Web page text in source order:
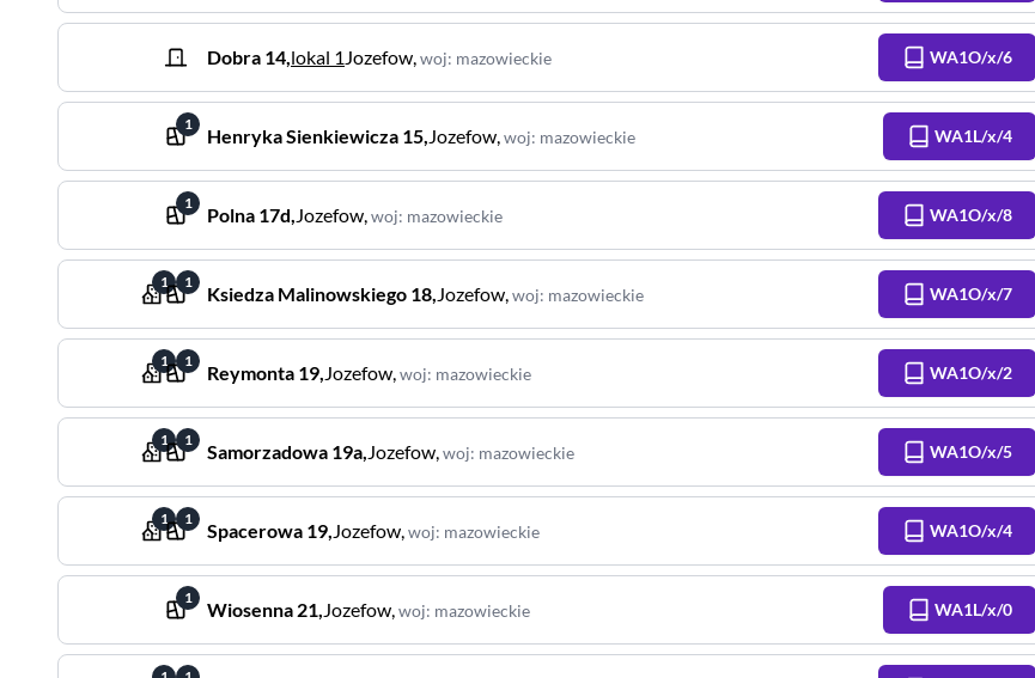
Dobra 14,lokal 1 Jozefow,woj: mazowieckie WA1O/x/6
1
Henryka Sienkiewicza 15,Jozefow,woj: mazowieckie WA1L/x/4
1
Polna 17d,Jozefow,woj: mazowieckie WA1O/x/8
1 1
Ksiedza Malinowskiego 18,Jozefow,woj: mazowieckie WA1O/x/7
1 1
Reymonta 19,Jozefow,woj: mazowieckie WA1O/x/2
1 1
Samorzadowa 19a,Jozefow,woj: mazowieckie WA1O/x/5
1 1
Spacerowa 19,Jozefow,woj: mazowieckie WA1O/x/4
1
Wiosenna 21,Jozefow,woj: mazowieckie WA1L/x/0